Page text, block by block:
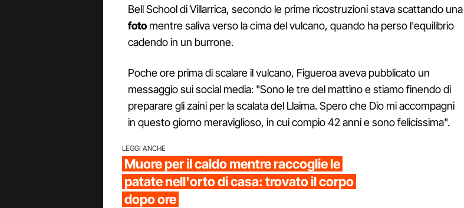
Bell School di Villarrica, secondo le prime ricostruzioni stava scattando una
foto mentre saliva verso la cima del vulcano, quando ha perso l'equilibrio
cadendo in un burrone.
Poche ore prima di scalare il vulcano, Figueroa aveva pubblicato un
messaggio sui social media: "Sono le tre del mattino e stiamo finendo di
preparare gli zaini per la scalata del Llaima. Spero che Dio mi accompagni
in questo giorno meraviglioso, in cui compio 42 anni e sono felicissima".
LEGGI ANCHE
Muore per il caldo mentre raccoglie le
patate nell'orto di casa: trovato il corpo
dopo ore